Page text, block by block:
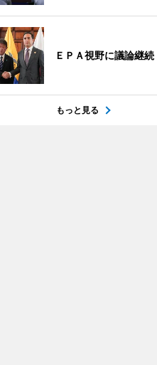
ＥＰＡ視野に議論継続
もっと見る